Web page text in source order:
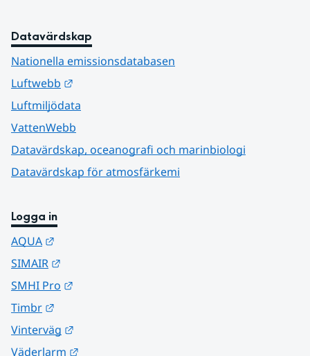
Datavärdskap
Nationella emissionsdatabasen
Luftwebb
Luftmiljödata
VattenWebb
Datavärdskap, oceanografi och marinbiologi
Datavärdskap för atmosfärkemi
Logga in
AQUA
SIMAIR
SMHI Pro
Timbr
Vinterväg
Väderlarm